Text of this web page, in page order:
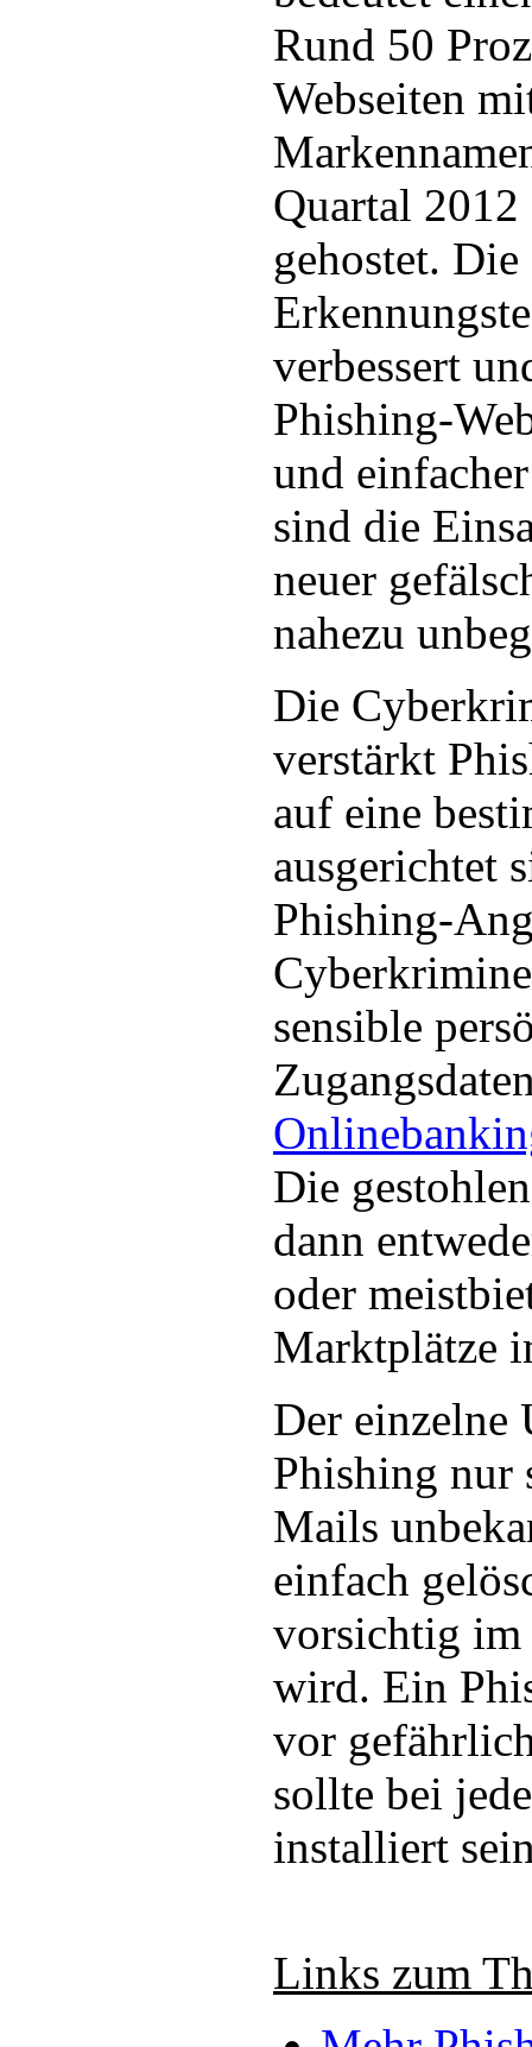
Rund 50
Webseiten
Quartal
gehostet. Die
verbessert
Phishing-
und
sind die
neuer
nahezu
Die
verstärkt
auf eine
ausgerichtet
Phishing-
sensible
Die
dann
oder
Marktplätze
Der einzelne
Phishing nur
Mails
einfach
vorsichtig im
wird. Ein
vor
sollte bei
installiert
Links zum